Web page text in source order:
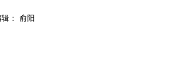
： 俞阳